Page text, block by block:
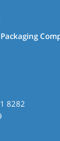
8282